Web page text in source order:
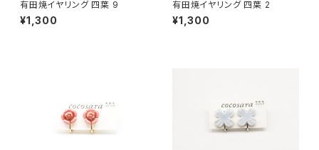
有田焼イヤリング 四葉 9
¥1,300
有田焼イヤリング 四葉 2
¥1,300